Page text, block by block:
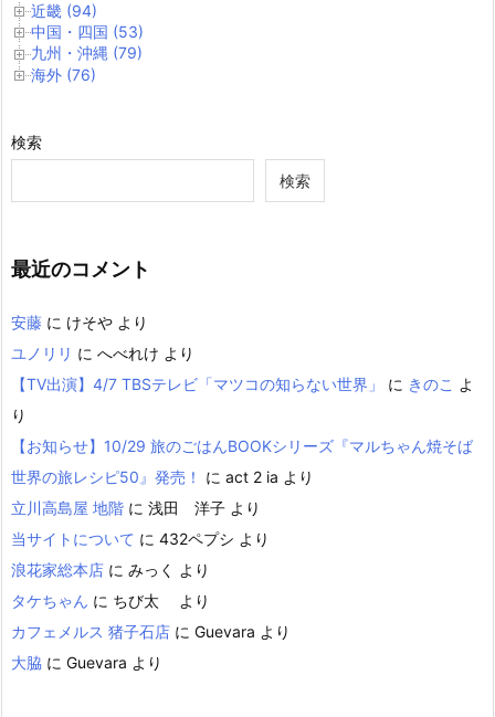
近畿 (94)
中国・四国 (53)
九州・沖縄 (79)
海外 (76)
検索
検索
最近のコメント
安藤 に けそや より
ユノリリ に へべれけ より
【TV出演】4/7 TBSテレビ「マツコの知らない世界」
に きのこ よ
り
【お知らせ】10/29 旅のごはんBOOKシリーズ『マルちゃん焼そば
世界の旅レシピ50』発売！
に act 2 ia より
立川高島屋 地階 に 浅田 洋子 より
当サイトについて に 432ペプシ より
浪花家総本店 に みっく
より
タケちゃん に ちび太
より
カフェメルス 猪子石店 に Guevara より
大脇 に Guevara より